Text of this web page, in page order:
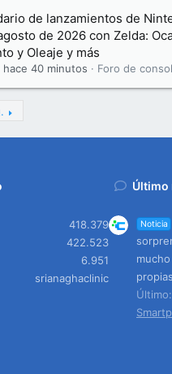
de lanzamientos de
de 2026 con Zelda:
y Oleaje y más
hace 40 minutos Foro de
418.379
422.523
6.951
srianaghaclinic
Último
Noticia
propias